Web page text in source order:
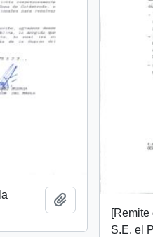
Añadir al
S.E. el